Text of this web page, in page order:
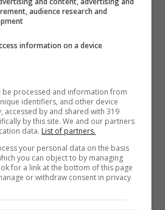
fosse ambizioso
fare
non ci
Donetsk
è una squadra
audience research and
information on a device
be processed and information from
identifiers, and other device
accessed by and shared with 319
by this site. We and our partners
data. List of partners.
your personal data on the basis
you can object to by managing
for a link at the bottom of this page
or withdraw consent in privacy